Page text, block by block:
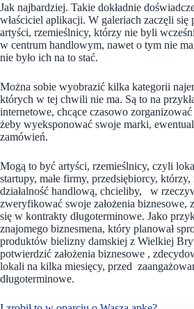
Jak najbardziej. Takie dokładnie
właściciel aplikacji. W galeriach zaczęli
artyści, rzemieślnicy, którzy nie byli
w centrum handlowym, nawet o tym nie
nie było ich na to stać.
Można sobie wyobrazić kilka kategorii
których w tej chwili nie ma. Są to na
internetowe, chcące czasowo
żeby wyeksponować swoje marki,
zamówień.
Mogą to być artyści, rzemieślnicy, czyli
startupy, małe firmy, przedsiębiorcy,
działalność handlową, chcieliby, w
zweryfikować swoje założenia biznesowe,
się w kontrakty długoterminowe. Jako
znajomego biznesmena, który planował
produktów bielizny damskiej z Wielkiej
potwierdzić założenia biznesowe ,
lokali na kilka miesięcy, przed
długoterminowe.